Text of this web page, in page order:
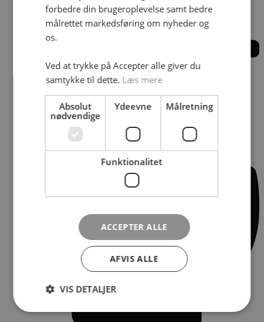
Paid social
forbedre din brugeroplevelse samt bedre
målrettet markedsføring om nyheder og
os.
Ved at trykke på Accepter alle giver du
samtykke til dette. Læs mere
Absolut
nødvendige
Ydeevne Målretning
Funktionalitet
ACCEPTER ALLE
AFVIS ALLE
VIS DETALJER